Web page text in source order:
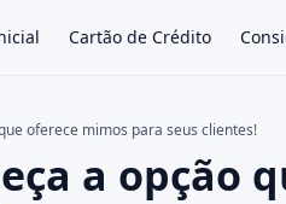
Cartão de Crédito
oferece mimos para seus clientes!
a opção